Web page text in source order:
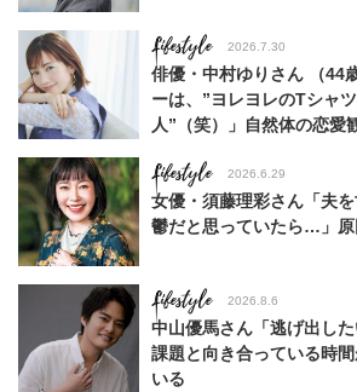
Lifestyle 2026.7.30
俳優・中村ゆりさん （44
ーは、”ヨレヨレのTシャ
人”（笑）」自然体の恋愛
Lifestyle 2026.6.29
女優・須藤理彩さん「夫を
鬱だと思っていたら…」
Lifestyle 2026.8.6
中山優馬さん「逃げ出した
課題と向き合っている時
いる